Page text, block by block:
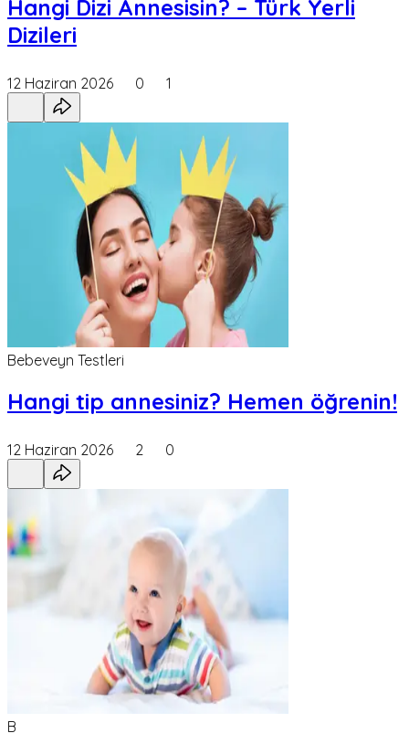
Hangi Dizi Annesisin? – Türk Yerli
Dizileri
12 Haziran 2026 0 1
Bebeveyn Testleri
Hangi tip annesiniz? Hemen öğrenin!
12 Haziran 2026 2 0
B